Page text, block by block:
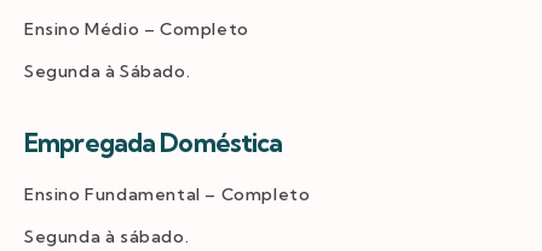
Ensino Médio – Completo
Segunda à Sábado.
Empregada Doméstica
Ensino Fundamental – Completo
Segunda à sábado.